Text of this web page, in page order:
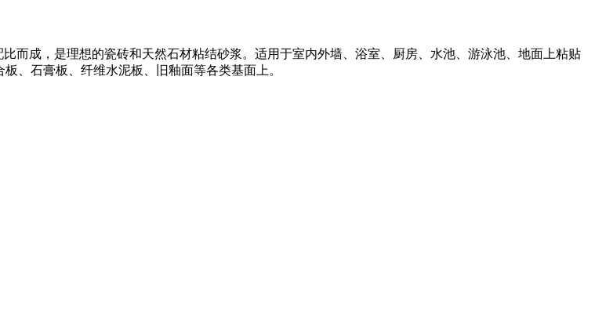
而成，是理想的瓷砖和天然石材粘结砂浆。适用于室内外墙、浴室、厨房、水池、游泳池、地面上粘贴
、石膏板、纤维水泥板、旧釉面等各类基面上。